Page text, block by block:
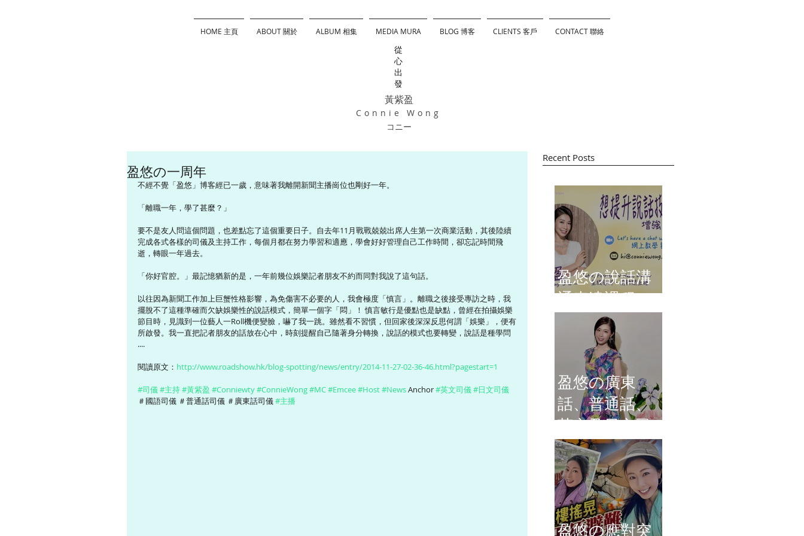
HOME 主頁 ABOUT 關於 ALBUM 相集 MEDIA MURA BLOG 博客 CLIENTS 客戶 CONTACT 聯絡
從
心
出
發
黃紫盈
Connie Wong
コニー
盈悠の一周年
不經不覺「盈悠」博客經已一歲，意味著我離開新聞主播崗位也剛好一年。
「離職一年，學了甚麼？」
要不是友人問這個問題，也差點忘了這個重要日子。自去年11月戰戰兢兢出席人生第一次商業活動，其後陸續
完成各式各樣的司儀及主持工作，每個月都在努力學習和適應，學會好好管理自己工作時間，卻忘記時間飛
逝，轉眼一年過去。
「你好官腔。」最記憶猶新的是，一年前幾位娛樂記者朋友不約而同對我說了這句話。
以往因為新聞工作加上巨蟹性格影響，為免傷害不必要的人，我會極度「慎言」。離職之後接受專訪之時，我
擺脫不了這種準確而欠缺娛樂性的說話模式，簡單一個字「悶」！ 慎言敏行是優點也是缺點，曾經在拍攝娛樂
節目時，見識到一位藝人一Roll機便變臉，嚇了我一跳。雖然看不習慣，但回家後深深反思何謂「娛樂」，便有
所啟發。我一直把記者朋友的話放在心中，時刻提醒自己隨著身分轉換，說話的模式也要轉變，說話是種學問
....
閱讀原文： http://www.roadshow.hk/blog-spotting/news/entry/2014-11-27-02-36-46.html?pagestart=1
#司儀#主持#黃紫盈 #Conniewty#ConnieWong#MC#Emcee#Host#News Anchor #英文司儀#日文司儀
＃國語司儀 ＃普通話司儀 ＃廣東話司儀 #主播
Recent Posts
盈悠の說話溝
通表達課程
盈悠の廣東
話、普通話、
英文及日文司
儀 黃紫盈
盈悠の應對突